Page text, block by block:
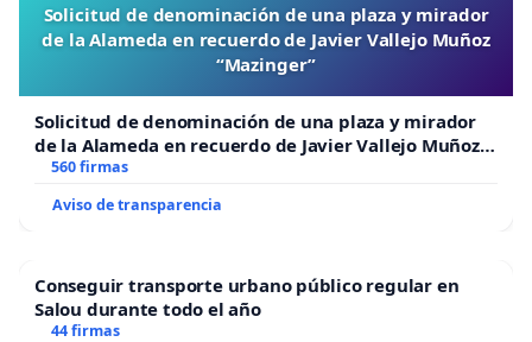
Solicitud de denominación de una plaza y mirador
de la Alameda en recuerdo de Javier Vallejo Muñoz
“Mazinger”
Solicitud de denominación de una plaza y mirador
de la Alameda en recuerdo de Javier Vallejo Muñoz
“Mazinger”
560 firmas
Aviso de transparencia
Conseguir transporte urbano público regular en
Salou durante todo el año
44 firmas